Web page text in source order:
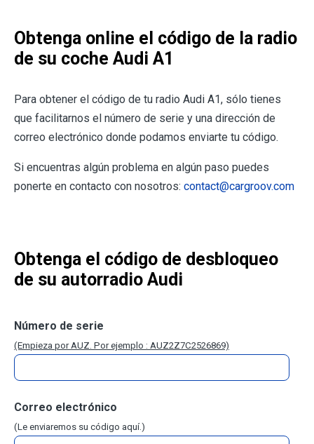
Obtenga online el código de la radio
de su coche Audi A1
Para obtener el código de tu radio Audi A1, sólo tienes
que facilitarnos el número de serie y una dirección de
correo electrónico donde podamos enviarte tu código.
Si encuentras algún problema en algún paso puedes
ponerte en contacto con nosotros: contact@cargroov.com
Obtenga el código de desbloqueo
de su autorradio Audi
Número de serie
(Empieza por AUZ. Por ejemplo : AUZ2Z7C2526869)
Correo electrónico
(Le enviaremos su código aquí.)